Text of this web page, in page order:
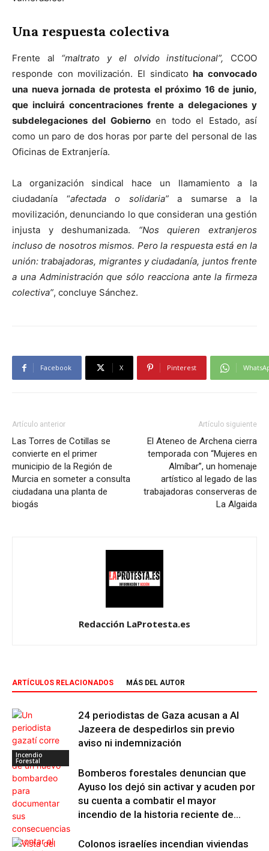
Una respuesta colectiva
Frente al “maltrato y el olvido institucional”, CCOO
responde con movilización. El sindicatoha convocado
una nueva jornada de protesta el próximo 16 de junio,
que incluirá concentraciones frente a delegaciones y
subdelegaciones del Gobiernoen todo el Estado, así
como un paro de dos horas por parte del personal de las
Oficinas de Extranjería.
La organización sindical hace un llamamiento a la
ciudadanía “afectada o solidaria”a sumarse a la
movilización, denunciando lo que consideran una gestión
injusta y deshumanizada. “Nos quieren extranjeros
incluso de nosotrosmismos. Pero la respuesta está en la
unión: trabajadoras, migrantes y ciudadanía, juntos frente
a una Administración que sólo reacciona ante la firmeza
colectiva”, concluye Sánchez.
Facebook X Pinterest
Artículo anterior
Las Torres de Cotillas se
convierte en el primer
municipio de la Región de
Murcia en someter a consulta
ciudadana una planta de
biogás
Artículo siguiente
El Ateneo de Archena cierra
temporada con “Mujeres en
Almíbar”, un homenaje
artístico al legado de las
trabajadoras conserveras de
La Algaida
Redacción LaProtesta.es
ARTÍCULOS RELACIONADOS MÁS DEL AUTOR
24 periodistas de Gaza acusan a Al
Jazeera de despedirlos sin previo
aviso ni indemnización
Incendio
Forestal
Bomberos forestales denuncian que
Ayuso los dejó sin activar y acuden por
su cuenta a combatir el mayor
incendio de la historia reciente de...
Colonos israelíes incendian viviendas